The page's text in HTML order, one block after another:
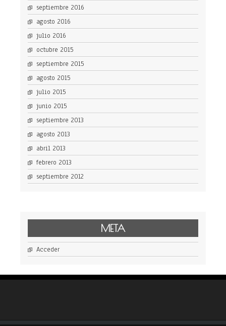
septiembre 2016
agosto 2016
julio 2016
octubre 2015
septiembre 2015
agosto 2015
julio 2015
junio 2015
septiembre 2013
agosto 2013
abril 2013
febrero 2013
septiembre 2012
META
Acceder